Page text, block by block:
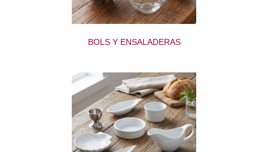
BOLS Y ENSALADERAS